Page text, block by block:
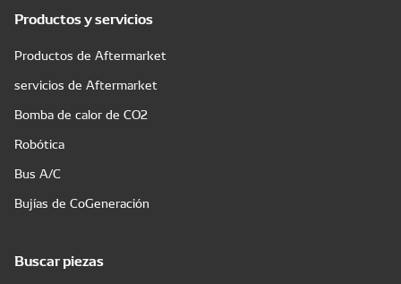
Productos y servicios
Productos de Aftermarket
servicios de Aftermarket
Bomba de calor de CO2
Robótica
Bus A/C
Bujías de CoGeneración
Buscar piezas